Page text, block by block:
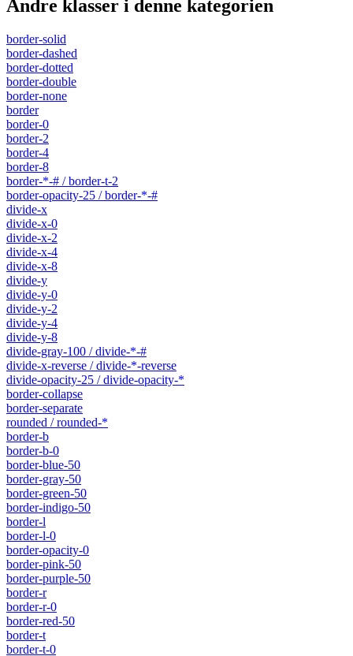
Andre klasser i denne kategorien
border-solid
border-dashed
border-dotted
border-double
border-none
border
border-0
border-2
border-4
border-8
border-*-# / border-t-2
border-opacity-25 / border-*-#
divide-x
divide-x-0
divide-x-2
divide-x-4
divide-x-8
divide-y
divide-y-0
divide-y-2
divide-y-4
divide-y-8
divide-gray-100 / divide-*-#
divide-x-reverse / divide-*-reverse
divide-opacity-25 / divide-opacity-*
border-collapse
border-separate
rounded / rounded-*
border-b
border-b-0
border-blue-50
border-gray-50
border-green-50
border-indigo-50
border-l
border-l-0
border-opacity-0
border-pink-50
border-purple-50
border-r
border-r-0
border-red-50
border-t
border-t-0